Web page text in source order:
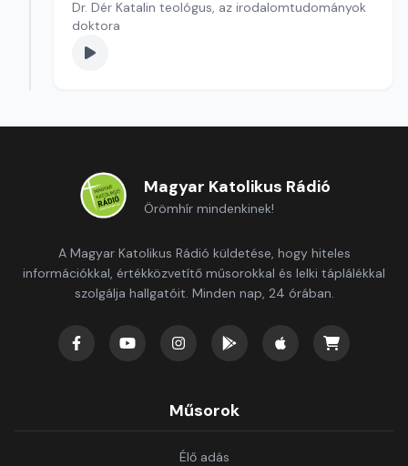
Dr. Dér Katalin teológus, az irodalomtudományok
doktora
Magyar Katolikus Rádió
Örömhír mindenkinek!
A Magyar Katolikus Rádió küldetése, hogy hiteles
információkkal, értékközvetítő műsorokkal és lelki táplálékkal
szolgálja hallgatóit. Minden nap, 24 órában.
Műsorok
Élő adás